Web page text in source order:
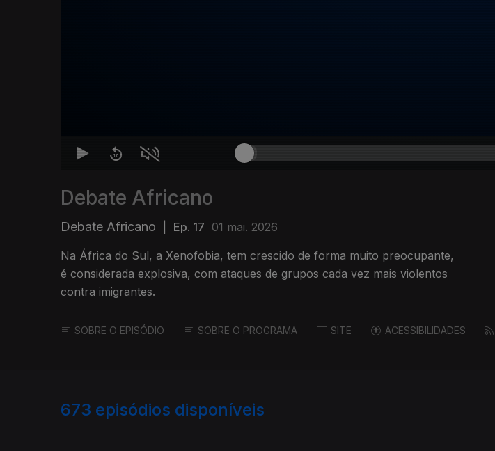
Debate Africano
Debate Africano Ep. 17 01 mai. 2026
Na África do Sul, a Xenofobia, tem crescido de forma muito preocupante,
é considerada explosiva, com ataques de grupos cada vez mais violentos
contra imigrantes.
SOBRE O EPISÓDIO SOBRE O PROGRAMA SITE ACESSIBILIDADES
673 episódios disponíveis